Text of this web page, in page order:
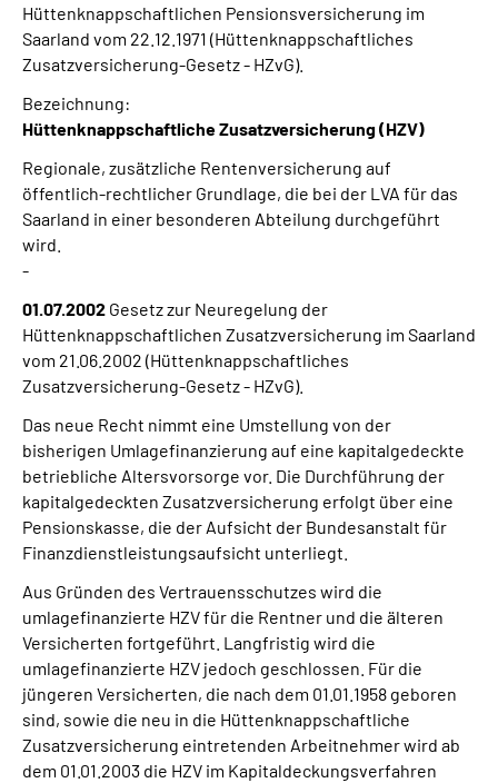
Hüttenknappschaftlichen Pensionsversicherung im
Saarland vom 22.12.1971 (Hüttenknappschaftliches
Zusatzversicherung-Gesetz - HZvG).
Bezeichnung:
Hüttenknappschaftliche Zusatzversicherung (HZV)
Regionale, zusätzliche Rentenversicherung auf
öffentlich-rechtlicher Grundlage, die bei der LVA für das
Saarland in einer besonderen Abteilung durchgeführt
wird.
-
01.07.2002 Gesetz zur Neuregelung der
Hüttenknappschaftlichen Zusatzversicherung im Saarland
vom 21.06.2002 (Hüttenknappschaftliches
Zusatzversicherung-Gesetz - HZvG).
Das neue Recht nimmt eine Umstellung von der
bisherigen Umlagefinanzierung auf eine kapitalgedeckte
betriebliche Altersvorsorge vor. Die Durchführung der
kapitalgedeckten Zusatzversicherung erfolgt über eine
Pensionskasse, die der Aufsicht der Bundesanstalt für
Finanzdienstleistungsaufsicht unterliegt.
Aus Gründen des Vertrauensschutzes wird die
umlagefinanzierte HZV für die Rentner und die älteren
Versicherten fortgeführt. Langfristig wird die
umlagefinanzierte HZV jedoch geschlossen. Für die
jüngeren Versicherten, die nach dem 01.01.1958 geboren
sind, sowie die neu in die Hüttenknappschaftliche
Zusatzversicherung eintretenden Arbeitnehmer wird ab
dem 01.01.2003 die HZV im Kapitaldeckungsverfahren